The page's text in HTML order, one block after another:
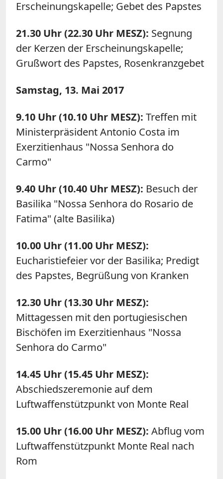
Erscheinungskapelle; Gebet des Papstes
21.30 Uhr (22.30 Uhr MESZ): Segnung
der Kerzen der Erscheinungskapelle;
Grußwort des Papstes, Rosenkranzgebet
Samstag, 13. Mai 2017
9.10 Uhr (10.10 Uhr MESZ): Treffen mit
Ministerpräsident Antonio Costa im
Exerzitienhaus "Nossa Senhora do
Carmo"
9.40 Uhr (10.40 Uhr MESZ): Besuch der
Basilika "Nossa Senhora do Rosario de
Fatima" (alte Basilika)
10.00 Uhr (11.00 Uhr MESZ):
Eucharistiefeier vor der Basilika; Predigt
des Papstes, Begrüßung von Kranken
12.30 Uhr (13.30 Uhr MESZ):
Mittagessen mit den portugiesischen
Bischöfen im Exerzitienhaus "Nossa
Senhora do Carmo"
14.45 Uhr (15.45 Uhr MESZ):
Abschiedszeremonie auf dem
Luftwaffenstützpunkt von Monte Real
15.00 Uhr (16.00 Uhr MESZ): Abflug vom
Luftwaffenstützpunkt Monte Real nach
Rom